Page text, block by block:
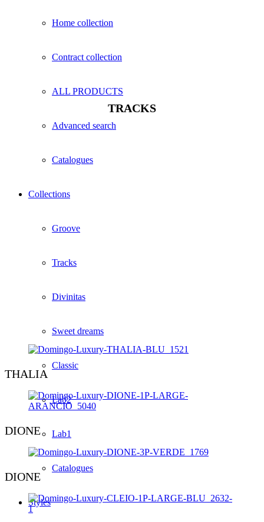
Home collection
Contract collection
ALL PRODUCTS
Advanced search
Catalogues
Collections
Groove
Tracks
Divinitas
Sweet dreams
Classic
Lab2
Lab1
Catalogues
Styles
TRACKS
THALIA
DIONE
DIONE